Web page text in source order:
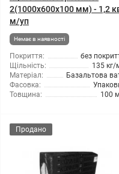
2(1000x600x100 мм) - 1,2
м/уп
Немає в наявності
Покриття:
без
Щільність:
135 кг/
Матеріал:
Базальтова
Фасовка:
Товщина:
100
Продано